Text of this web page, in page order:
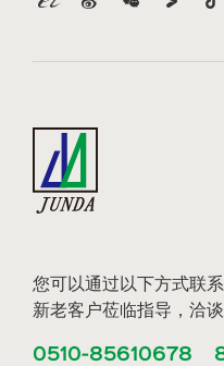
您可以通过以下方式联
新老客户莅临指导，洽谈
0510-85610678